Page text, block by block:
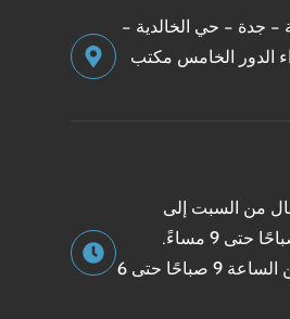
- جدة - حي الخالدية -
الدور الخامس مكتب
من السبت إلى
الخميس من الساعة 9 صباحًا حتى 9 مساءً.
ساعات زيارة الشركة من الساعة 9 صباحًا حتى 6